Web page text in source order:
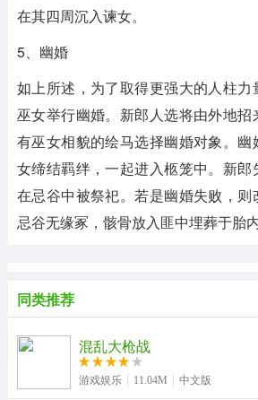
在其四周沉入谏女。
5、幽婚
如上所述，为了取得更强大的人柱
巫女举行幽婚。新郎人选将由外地
有巫女相貌的绘马选择幽婚对象。
女缔结羁绊，一起进入柩笼中。新
在忌谷中被祭祀。若是幽婚失败，
忌谷无缘冢，骸骨放入匪中埋葬于胎内
同类推荐
混乱大枪战
游戏娱乐 11.04M 中文版